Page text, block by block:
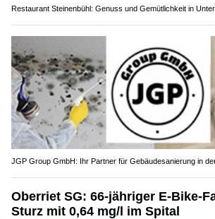
Restaurant Steinenbühl: Genuss und Gemütlichkeit in
JGP Group GmbH: Ihr Partner für Gebäudesanierung in
Oberriet SG: 66-jähriger E-Bike-
Sturz mit 0,64 mg/l im Spital